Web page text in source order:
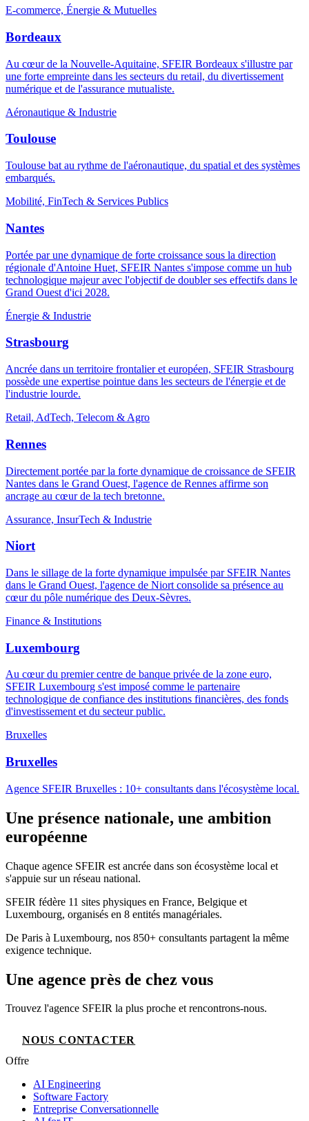
E-commerce, Énergie & Mutuelles
Bordeaux
Au cœur de la Nouvelle-Aquitaine, SFEIR Bordeaux s'illustre par
une forte empreinte dans les secteurs du retail, du divertissement
numérique et de l'assurance mutualiste.
Aéronautique & Industrie
Toulouse
Toulouse bat au rythme de l'aéronautique, du spatial et des systèmes
embarqués.
Mobilité, FinTech & Services Publics
Nantes
Portée par une dynamique de forte croissance sous la direction
régionale d'Antoine Huet, SFEIR Nantes s'impose comme un hub
technologique majeur avec l'objectif de doubler ses effectifs dans le
Grand Ouest d'ici 2028.
Énergie & Industrie
Strasbourg
Ancrée dans un territoire frontalier et européen, SFEIR Strasbourg
possède une expertise pointue dans les secteurs de l'énergie et de
l'industrie lourde.
Retail, AdTech, Telecom & Agro
Rennes
Directement portée par la forte dynamique de croissance de SFEIR
Nantes dans le Grand Ouest, l'agence de Rennes affirme son
ancrage au cœur de la tech bretonne.
Assurance, InsurTech & Industrie
Niort
Dans le sillage de la forte dynamique impulsée par SFEIR Nantes
dans le Grand Ouest, l'agence de Niort consolide sa présence au
cœur du pôle numérique des Deux-Sèvres.
Finance & Institutions
Luxembourg
Au cœur du premier centre de banque privée de la zone euro,
SFEIR Luxembourg s'est imposé comme le partenaire
technologique de confiance des institutions financières, des fonds
d'investissement et du secteur public.
Bruxelles
Bruxelles
Agence SFEIR Bruxelles : 10+ consultants dans l'écosystème local.
Une présence nationale, une ambition
européenne
Chaque agence SFEIR est ancrée dans son écosystème local et
s'appuie sur un réseau national.
SFEIR fédère 11 sites physiques en France, Belgique et
Luxembourg, organisés en 8 entités managériales.
De Paris à Luxembourg, nos 850+ consultants partagent la même
exigence technique.
Une agence près de chez vous
Trouvez l'agence SFEIR la plus proche et rencontrons-nous.
NOUS CONTACTER
Offre
AI Engineering
Software Factory
Entreprise Conversationnelle